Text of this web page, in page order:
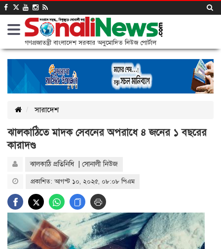
গণপ্রজাতন্ত্রী বাংলাদেশ সরকার অনুমোদিত নিউজ পোর্টাল
সারাদেশ
ঝালকাঠিতে মাদক সেবনের অপরাধে ৪ জনের ১ বছরের
কারাদণ্ড
ঝালকাঠি প্রতিনিধি | সোনালী নিউজ
প্রকাশিত: আগস্ট ১০, ২০২৫, ০৮:০৮ পিএম